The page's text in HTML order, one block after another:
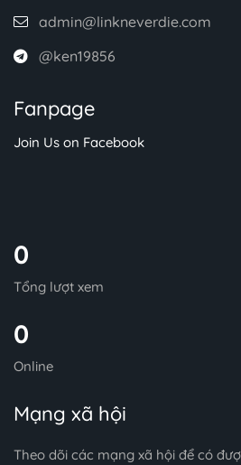
admin@linkneverdie.com
@ken19856
Fanpage
Join Us on Facebook
0
Tổng lượt xem
0
Online
Mạng xã hội
Theo dõi các mạng xã hội để có